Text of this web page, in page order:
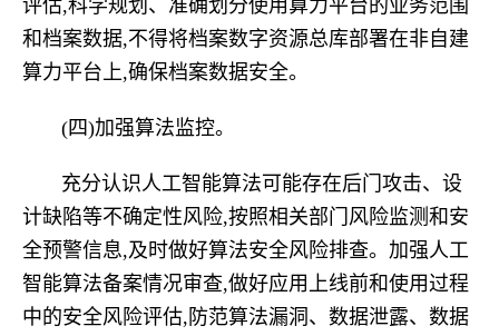
评估,科学规划、准确划分使用算力平台的业务范围
和档案数据,不得将档案数字资源总库部署在非自建
算力平台上,确保档案数据安全。
(四)加强算法监控。
充分认识人工智能算法可能存在后门攻击、设
计缺陷等不确定性风险,按照相关部门风险监测和安
全预警信息,及时做好算法安全风险排查。加强人工
智能算法备案情况审查,做好应用上线前和使用过程
中的安全风险评估,防范算法漏洞、数据泄露、数据